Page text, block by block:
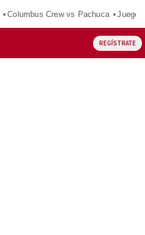
Columbus Crew vs Pachuca
REGÍSTRATE